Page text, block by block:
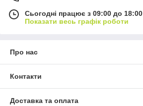
Сьогодні працює з 09:00 до 18:00
Показати весь графік роботи
Про нас
Контакти
Доставка та оплата